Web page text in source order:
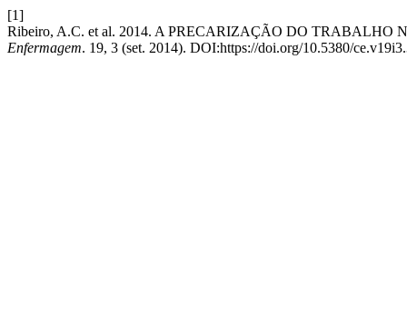
[1]
Ribeiro, A.C. et al. 2014. A PRECARIZAÇÃO DO
Enfermagem. 19, 3 (set. 2014). DOI:https://doi.org/10.5380/